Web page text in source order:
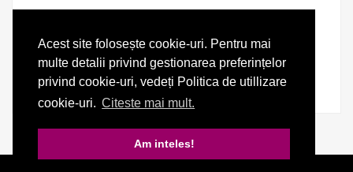
Acest site folosește cookie-uri. Pentru mai
multe detalii privind gestionarea preferințelor
privind cookie-uri, vedeți Politica de utillizare
cookie-uri. Citeste mai mult.
Am inteles!